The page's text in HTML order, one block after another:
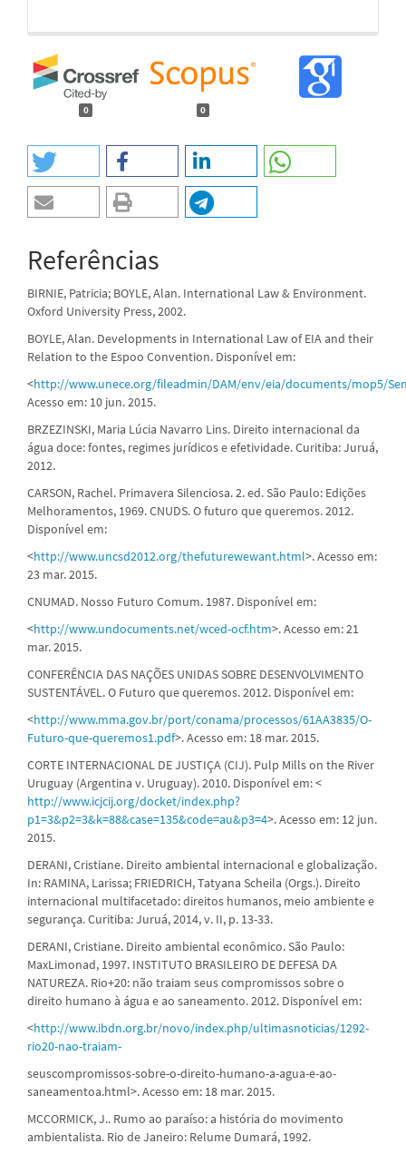
0 0
Referências
BIRNIE, Patricia; BOYLE, Alan. International Law & Environment.
Oxford University Press, 2002.
BOYLE, Alan. Developments in International Law of EIA and their
Relation to the Espoo Convention. Disponível em:
<http://www.unece.org/fileadmin/DAM/env/eia/documents/mop5/
Acesso em: 10 jun. 2015.
BRZEZINSKI, Maria Lúcia Navarro Lins. Direito internacional da
água doce: fontes, regimes jurídicos e efetividade. Curitiba: Juruá,
2012.
CARSON, Rachel. Primavera Silenciosa. 2. ed. São Paulo: Edições
Melhoramentos, 1969. CNUDS. O futuro que queremos. 2012.
Disponível em:
<http://www.uncsd2012.org/thefuturewewant.html>. Acesso em:
23 mar. 2015.
CNUMAD. Nosso Futuro Comum. 1987. Disponível em:
<http://www.undocuments.net/wced-ocf.htm>. Acesso em: 21
mar. 2015.
CONFERÊNCIA DAS NAÇÕES UNIDAS SOBRE DESENVOLVIMENTO
SUSTENTÁVEL. O Futuro que queremos. 2012. Disponível em:
<http://www.mma.gov.br/port/conama/processos/61AA3835/O-
Futuro-que-queremos1.pdf>. Acesso em: 18 mar. 2015.
CORTE INTERNACIONAL DE JUSTIÇA (CIJ). Pulp Mills on the River
Uruguay (Argentina v. Uruguay). 2010. Disponível em: <
http://www.icjcij.org/docket/index.php?
p1=3&p2=3&k=88&case=135&code=au&p3=4>. Acesso em: 12 jun.
2015.
DERANI, Cristiane. Direito ambiental internacional e globalização.
In: RAMINA, Larissa; FRIEDRICH, Tatyana Scheila (Orgs.). Direito
internacional multifacetado: direitos humanos, meio ambiente e
segurança. Curitiba: Juruá, 2014, v. II, p. 13-33.
DERANI, Cristiane. Direito ambiental econômico. São Paulo:
MaxLimonad, 1997. INSTITUTO BRASILEIRO DE DEFESA DA
NATUREZA. Rio+20: não traiam seus compromissos sobre o
direito humano à água e ao saneamento. 2012. Disponível em:
<http://www.ibdn.org.br/novo/index.php/ultimasnoticias/1292-
rio20-nao-traiam-
seuscompromissos-sobre-o-direito-humano-a-agua-e-ao-
saneamentoa.html>. Acesso em: 18 mar. 2015.
MCCORMICK, J.. Rumo ao paraíso: a história do movimento
ambientalista. Rio de Janeiro: Relume Dumará, 1992.